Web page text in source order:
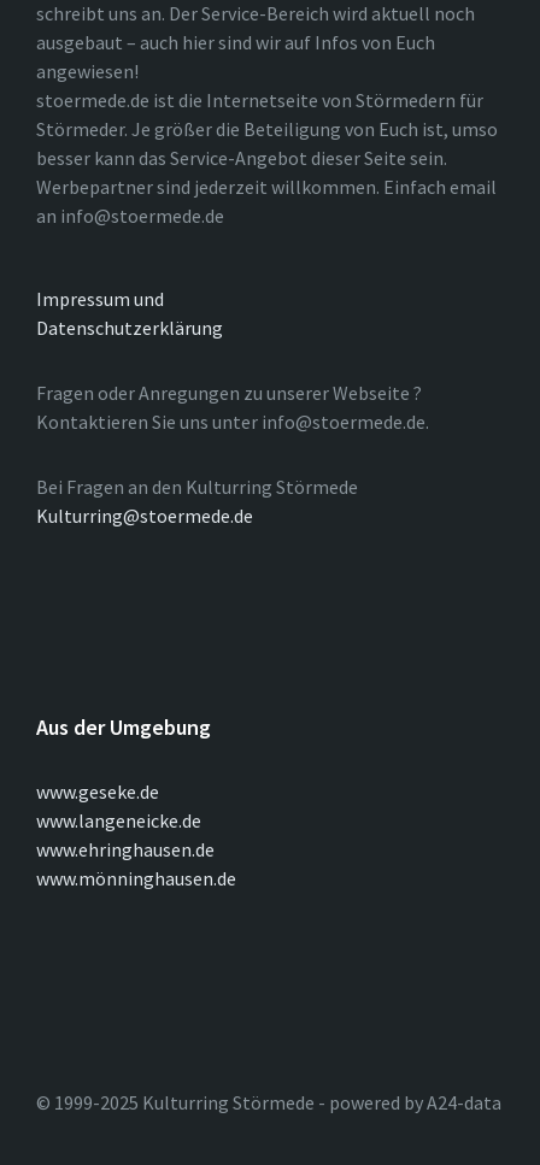
schreibt uns an. Der Service-Bereich wird aktuell noch
ausgebaut – auch hier sind wir auf Infos von Euch
angewiesen!
stoermede.de ist die Internetseite von Störmedern für
Störmeder. Je größer die Beteiligung von Euch ist, umso
besser kann das Service-Angebot dieser Seite sein.
Werbepartner sind jederzeit willkommen. Einfach email
an info@stoermede.de
Impressum und
Datenschutzerklärung
Fragen oder Anregungen zu unserer Webseite ?
Kontaktieren Sie uns unter info@stoermede.de.
Bei Fragen an den Kulturring Störmede
Kulturring@stoermede.de
Aus der Umgebung
www.geseke.de
www.langeneicke.de
www.ehringhausen.de
www.mönninghausen.de
© 1999-2025 Kulturring Störmede - powered by A24-data